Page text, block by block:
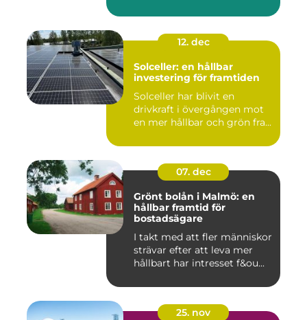
12. dec
Solceller: en hållbar
investering för framtiden
Solceller har blivit en
drivkraft i övergången mot
en mer hållbar och grön fra...
07. dec
Grönt bolån i Malmö: en
hållbar framtid för
bostadsägare
I takt med att fler människor
strävar efter att leva mer
hållbart har intresset f&ou...
25. nov